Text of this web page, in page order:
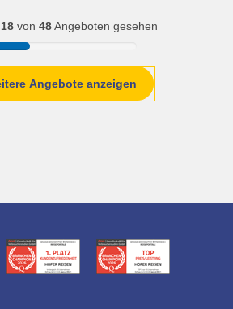
18 von 48Angeboten gesehen
Angebote anzeigen